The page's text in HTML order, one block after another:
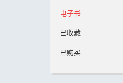
电子书
已收藏
已购买